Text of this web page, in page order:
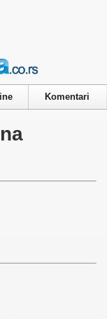
Komentari